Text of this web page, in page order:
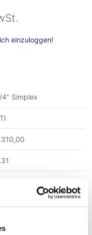
einzuloggen!
4" Simplex